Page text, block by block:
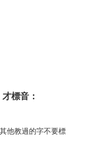
標音：
他教過的字不要標